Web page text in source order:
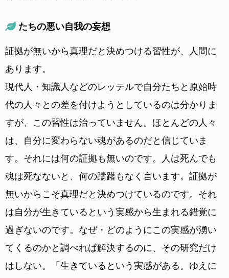
たちの悪い自我の妄想
証拠が無いから真理だと決めつける習性が、人間に
あります。
現代人・知識人などのレッテルで自分たちと原始時
代の人々との差を付けようとしているのは分かりま
すが、この習性は治っていません。ほとんどの人々
は、自分に変わらない魂があるのだと信じていま
す。それには何の証拠も無いのです。人は死んでも
魂は死なないと、何の躊躇もなく言います。証拠が
無いからこそ真理だと決めつけているのです。それ
は自分が生きているという実感から生まれる錯覚に
過ぎないのです。なぜ・どのようにこの実感が湧い
てくるのかと調べれば解決するのに、その研究だけ
はしない。「生きているという実感がある。ゆえに